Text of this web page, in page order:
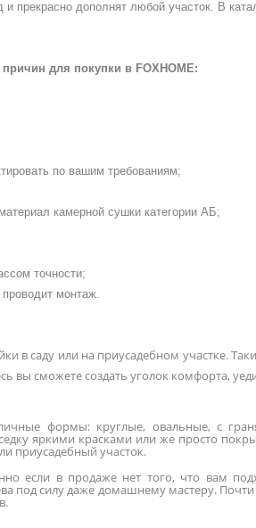
прекрасно дополнят любой участок. В
причин для покупки в FOXHOME:
по вашим требованиям;
камерной сушки категории АБ;
точности;
монтаж.
в саду или на приусадебном участке.
вы сможете создать уголок комфорта,
формы: круглые, овальные, с
яркими красками или же просто
приусадебный участок.
если в продаже нет того, что вам
под силу даже домашнему мастеру.